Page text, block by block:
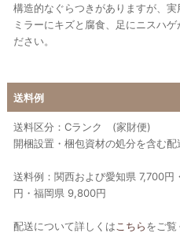
構造的なぐらつきがありますが、実
ミラーにキズと腐食、足にニスハ
ださい。
送料例
送料区分：Cランク (家財便)
開梱設置・梱包資材の処分を含む配
送料例：関西および愛知県 7,700
円・福岡県 9,800円
配送について詳しくは こちらをご覧